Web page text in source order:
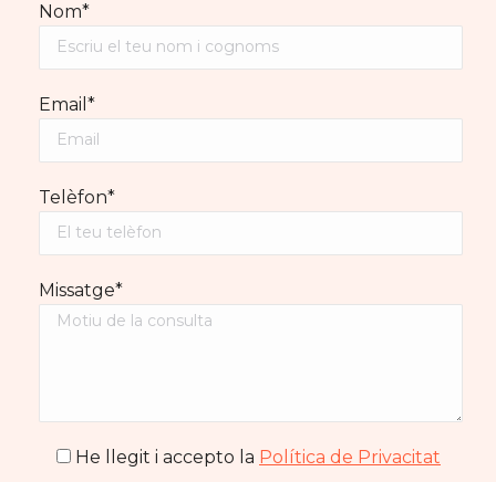
Nom*
Email*
Telèfon*
Missatge*
He llegit i accepto la Política de Privacitat